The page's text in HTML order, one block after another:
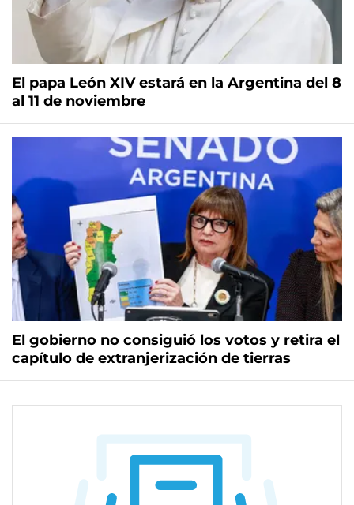
El papa León XIV estará en la Argentina del 8
al 11 de noviembre
El gobierno no consiguió los votos y retira el
capítulo de extranjerización de tierras